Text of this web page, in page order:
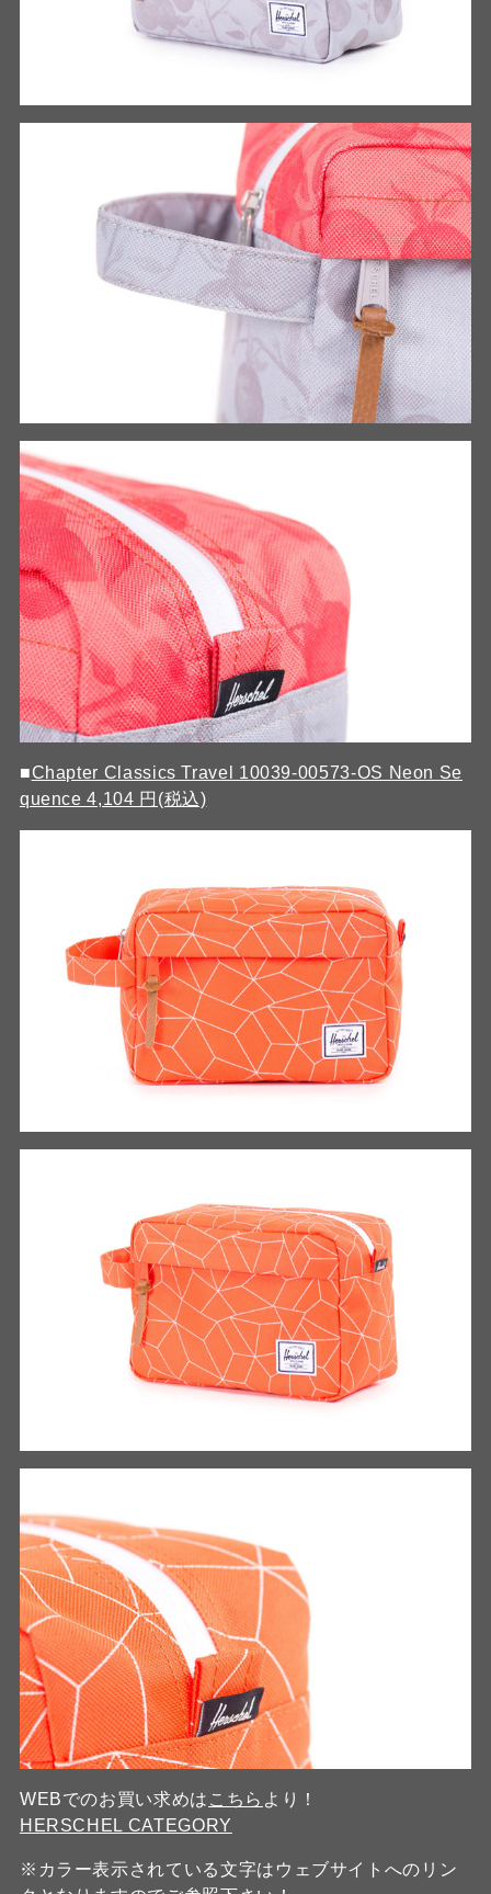
■Chapter Classics Travel 10039-00573-OS Neon Se
quence 4,104 円(税込)
WEBでのお買い求めは こちら より！
HERSCHEL CATEGORY
※カラー表示されている文字はウェブサイトへのリン